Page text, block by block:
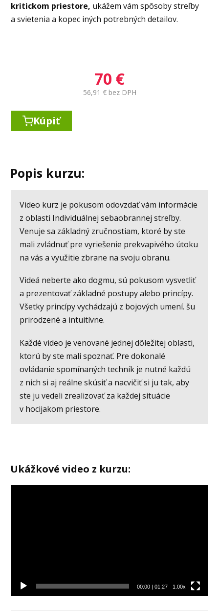
kritickom priestore, ukážem vám spôsoby streľby
a svietenia a kopec iných potrebných detailov.
70 €
56,91 € bez DPH
Kúpiť
Popis kurzu:
Video kurz je pokusom odovzdať vám informácie
z oblasti Individuálnej sebaobrannej streľby.
Venuje sa základný zručnostiam, ktoré by ste
mali zvládnuť pre vyriešenie prekvapivého útoku
na vás a využitie zbrane na svoju obranu.
Videá neberte ako dogmu, sú pokusom vysvetliť
a prezentovať základné postupy alebo princípy.
Všetky princípy vychádzajú z bojových umení. šu
prirodzené a intuitívne.
Každé video je venované jednej dôležitej oblasti,
ktorú by ste mali spoznať. Pre dokonalé
ovládanie spomínaných techník je nutné každú
z nich si aj reálne skúsiť a nacvičiť si ju tak, aby
ste ju vedeli zrealizovať za každej situácie
v hocijakom priestore.
Ukážkové video z kurzu:
00:00| 01:27 1.00x